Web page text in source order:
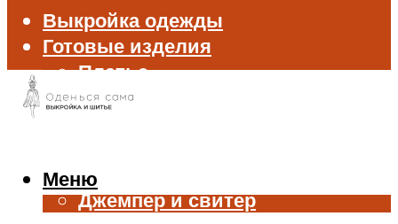
Выкройка одежды
Готовые изделия
Платье
Брюки
Жилет
Джемпер и свитер
Меню